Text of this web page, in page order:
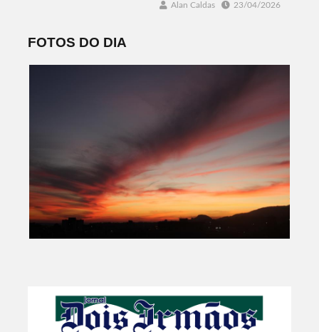
Alan Caldas 23/04/2026
FOTOS DO DIA